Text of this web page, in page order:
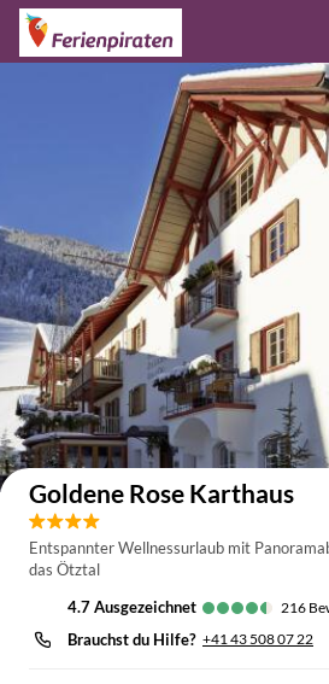
Goldene Rose Karthaus
Entspannter Wellnessurlaub mit
das Ötztal
4.7
ausgezeichnet 216
Brauchst du Hilfe? +41 43 508 07 22